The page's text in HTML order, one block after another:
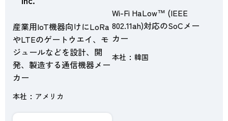
本社 アメリカ
産業用IoT機器向けにLoRa
やLTEのゲートウエイ、モ
ジュールなどを設計、開
発、製造する通信機器メー
カー
本社 韓国
Wi-Fi HaLow™ (IEEE
802.11ah)対応のSoCメー
カー